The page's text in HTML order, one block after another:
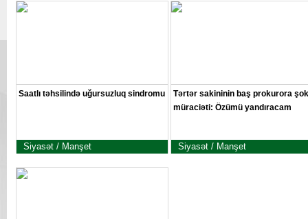
Saatlı təhsilində uğursuzluq sindromu
Siyasət / Manşet
Tərtər sakininin baş prokurora şok
müraciəti: Özümü yandıracam
Siyasət / Manşet